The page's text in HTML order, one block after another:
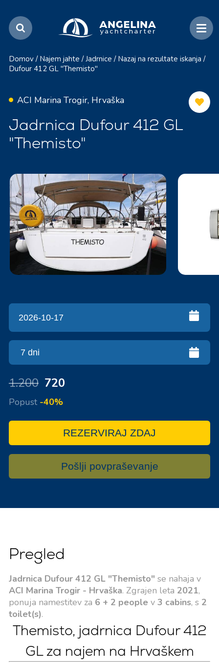
Domov / Najem jahte / Jadrnice / Nazaj na rezultate iskanja /
Dufour 412 GL "Themisto"
ACI Marina Trogir, Hrvaška
Jadrnica Dufour 412 GL
"Themisto"
1.200 720
Popust -40%
REZERVIRAJ ZDAJ
Pošlji povpraševanje
Pregled
Jadrnica Dufour 412 GL "Themisto" se nahaja v
ACI Marina Trogir - Hrvaška. Zgrajen leta 2021,
ponuja namestitev za 6 + 2 people v 3 cabins, s 2
toilet(s).
Themisto, jadrnica Dufour 412
GL za najem na Hrvaškem